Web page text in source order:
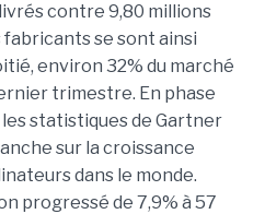
contre 9,80 millions
fabricants se sont ainsi
environ 32% du marché
trimestre. En phase
statistiques de Gartner
sur la croissance
dans le monde.
progressé de 7,9% à 57